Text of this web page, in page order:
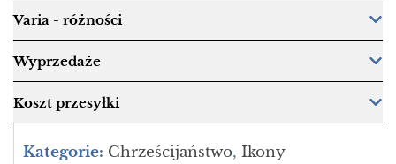
Varia - różności
Wyprzedaże
Koszt przesyłki
Kategorie: Chrześcijaństwo, Ikony